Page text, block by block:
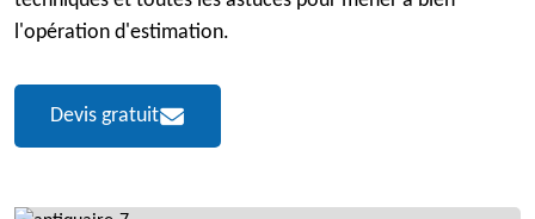
l'opération d'estimation.
Devis gratuit